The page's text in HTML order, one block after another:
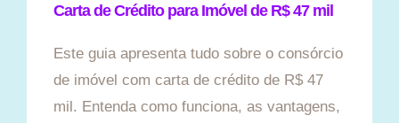
Carta de Crédito para Imóvel de R$ 47 mil
Este guia apresenta tudo sobre o consórcio
de imóvel com carta de crédito de R$ 47
mil. Entenda como funciona, as vantagens,